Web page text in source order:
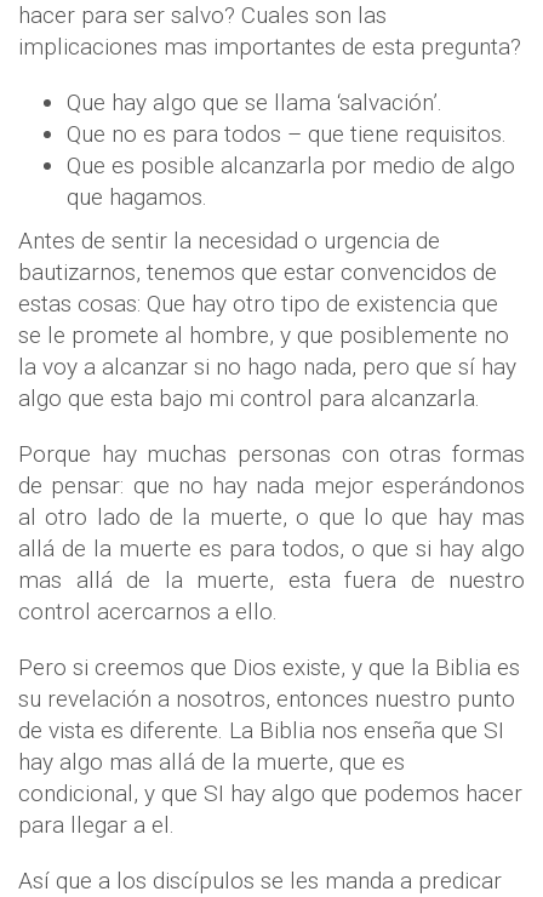
hacer para ser salvo? Cuales son las
implicaciones mas importantes de esta pregunta?
Que hay algo que se llama ‘salvación’.
Que no es para todos – que tiene requisitos.
Que es posible alcanzarla por medio de algo
que hagamos.
Antes de sentir la necesidad o urgencia de
bautizarnos, tenemos que estar convencidos de
estas cosas: Que hay otro tipo de existencia que
se le promete al hombre, y que posiblemente no
la voy a alcanzar si no hago nada, pero que sí hay
algo que esta bajo mi control para alcanzarla.
Porque hay muchas personas con otras formas
de pensar: que no hay nada mejor esperándonos
al otro lado de la muerte, o que lo que hay mas
allá de la muerte es para todos, o que si hay algo
mas allá de la muerte, esta fuera de nuestro
control acercarnos a ello.
Pero si creemos que Dios existe, y que la Biblia es
su revelación a nosotros, entonces nuestro punto
de vista es diferente. La Biblia nos enseña que SI
hay algo mas allá de la muerte, que es
condicional, y que SI hay algo que podemos hacer
para llegar a el.
Así que a los discípulos se les manda a predicar